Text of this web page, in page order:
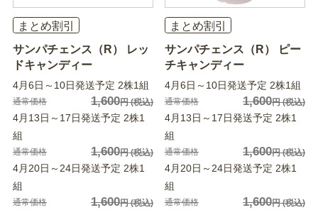
まとめ割引
サンパチェンス（R） レッ
ドキャンディー
4月6日～10日発送予定 2株1組
通常価格 1,600円(税込)
4月13日～17日発送予定 2株1
組
通常価格 1,600円(税込)
4月20日～24日発送予定 2株1
組
通常価格 1,600円(税込)
まとめ割引
サンパチェンス（R） ピー
チキャンディー
4月6日～10日発送予定 2株1組
通常価格 1,600円(税込)
4月13日～17日発送予定 2株1
組
通常価格 1,600円(税込)
4月20日～24日発送予定 2株1
組
通常価格 1,600円(税込)